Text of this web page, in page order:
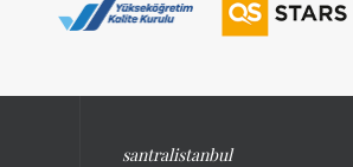
santralistanbul